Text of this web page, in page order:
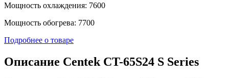
Мощность охлаждения: 7600
Мощность обогрева: 7700
Подробнее о товаре
Описание Centek CT-65S24 S Series